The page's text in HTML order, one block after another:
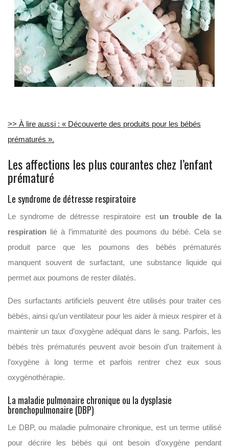
>> À lire aussi : « Découverte des produits pour les bébés
prématurés ».
Les affections les plus courantes chez l’enfant
prématuré
Le syndrome de détresse respiratoire
Le syndrome de détresse respiratoire est un trouble de la
respiration lié à l’immaturité des poumons du bébé. Cela se
produit parce que les poumons des bébés prématurés
manquent souvent de surfactant, une substance liquide qui
permet aux poumons de rester dilatés.
Des surfactants artificiels peuvent être utilisés pour traiter ces
bébés, ainsi qu’un ventilateur pour les aider à mieux respirer et à
maintenir un taux d’oxygène adéquat dans le sang. Parfois, les
bébés très prématurés peuvent avoir besoin d’un traitement à
l’oxygène à long terme et parfois rentrer chez eux sous
oxygénothérapie.
La maladie pulmonaire chronique ou la dysplasie
bronchopulmonaire (DBP)
Le DBP, ou maladie pulmonaire chronique, est un terme utilisé
pour décrire les bébés qui ont besoin d’oxygène pendant